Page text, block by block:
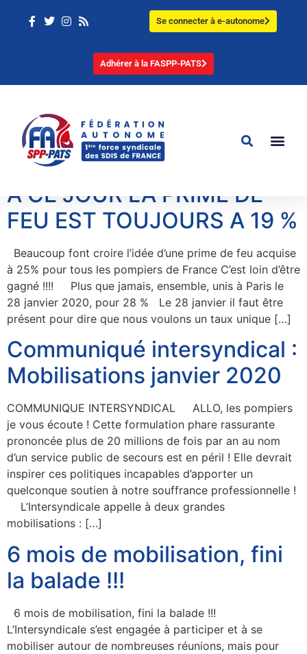
Se connecter à e-autonome
Adhérer à la FASPP-PATS
A CE JOUR LA PRIME DE
FEU EST TOUJOURS A 19 %
Beaucoup font croire l’idée d’une prime de feu acquise
à 25% pour tous les pompiers de France C’est loin d’être
gagné !!!! Plus que jamais, ensemble, unis à Paris le
28 janvier 2020, pour 28 % Le 28 janvier il faut être
présent pour dire que nous voulons un taux unique […]
Communiqué intersyndical :
Mobilisations janvier 2020
COMMUNIQUE INTERSYNDICAL ALLO, les pompiers
je vous écoute ! Cette formulation phare rassurante
prononcée plus de 20 millions de fois par an au nom
d’un service public de secours est en péril ! Elle devrait
inspirer ces politiques incapables d’apporter un
quelconque soutien à notre souffrance professionnelle !
L’Intersyndicale appelle à deux grandes
mobilisations : […]
6 mois de mobilisation, fini
la balade !!!
6 mois de mobilisation, fini la balade !!!
L’Intersyndicale s’est engagée à participer et à se
mobiliser autour de nombreuses réunions, mais pour